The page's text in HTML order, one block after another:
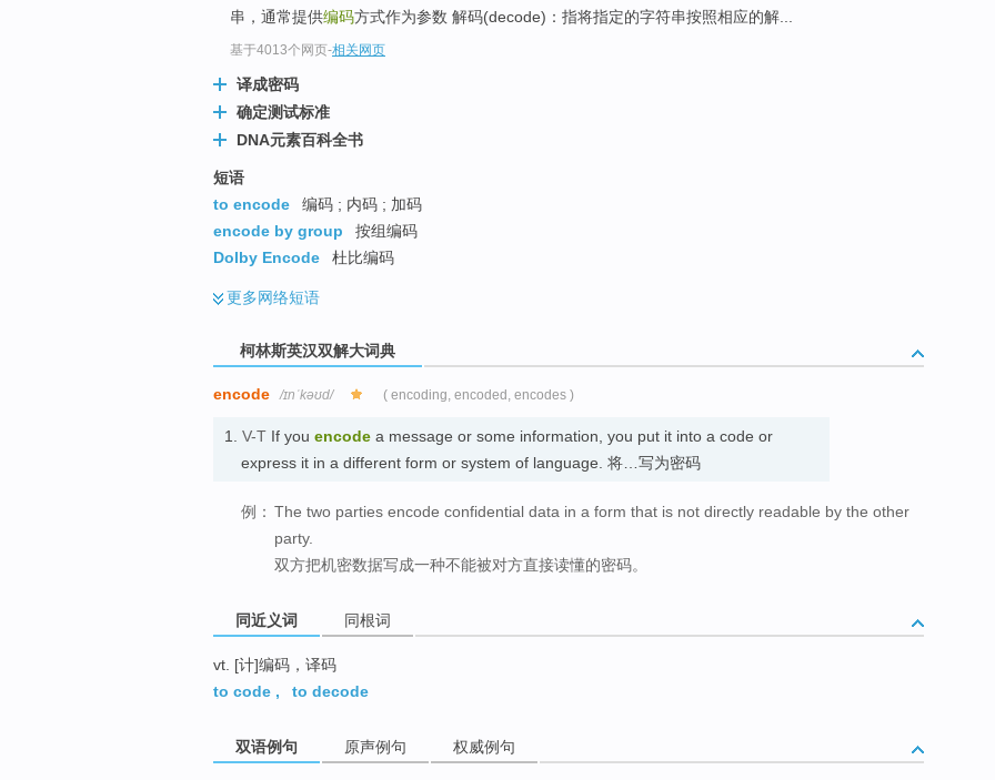
串，通常提供编码方式作为参数 解码(decode)：指将指定的字符串按照相应的解...
基于4013个网页-相关网页
译成密码
确定测试标准
DNA元素百科全书
短语
to encode
编码 ; 内码 ; 加码
encode by group
按组编码
Dolby Encode
杜比编码
更多网络短语
柯林斯英汉双解大词典
encode /ɪnˈkəʊd/ ( encoding, encoded, encodes )
1. V-T If you encode a message or some information, you put it into a code or
express it in a different form or system of language. 将…写为密码
例： The two parties encode confidential data in a form that is not directly readable by the other
party.
双方把机密数据写成一种不能被对方直接读懂的密码。
同近义词 同根词
vt. [计]编码，译码
to code , to decode
双语例句 原声例句 权威例句